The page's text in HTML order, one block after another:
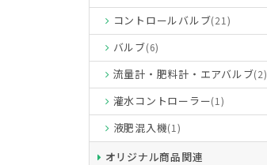
コントロールバルブ(21)
バルブ(6)
流量計・肥料計・エアバルブ(2)
灌水コントローラー(1)
液肥混入機(1)
オリジナル商品関連